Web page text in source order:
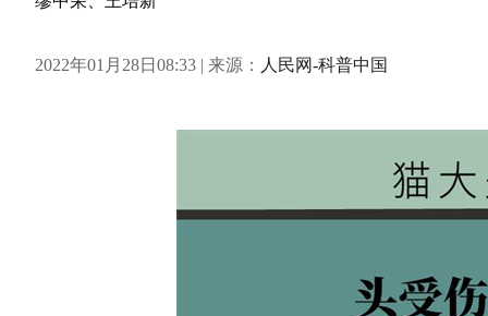
2022年01月28日08:33 | 来源： 人民网-科普中国